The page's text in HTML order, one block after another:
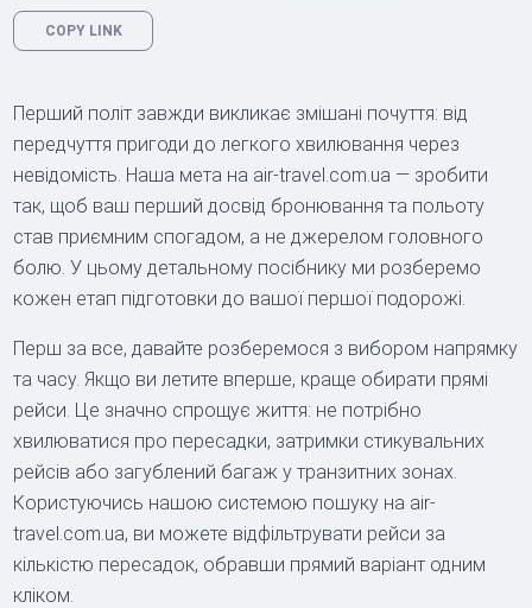
COPY LINK
Перший політ завжди викликає змішані почуття: від
передчуття пригоди до легкого хвилювання через
невідомість. Наша мета на air-travel.com.ua — зробити
так, щоб ваш перший досвід бронювання та польоту
став приємним спогадом, а не джерелом головного
болю. У цьому детальному посібнику ми розберемо
кожен етап підготовки до вашої першої подорожі.
Перш за все, давайте розберемося з вибором напрямку
та часу. Якщо ви летите вперше, краще обирати прямі
рейси. Це значно спрощує життя: не потрібно
хвилюватися про пересадки, затримки стикувальних
рейсів або загублений багаж у транзитних зонах.
Користуючись нашою системою пошуку на air-
travel.com.ua, ви можете відфільтрувати рейси за
кількістю пересадок, обравши прямий варіант одним
кліком.